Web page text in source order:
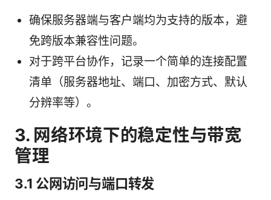
确保服务器端与客户端均为支持的版本，避
免跨版本兼容性问题。
对于跨平台协作，记录一个简单的连接配置
清单（服务器地址、端口、加密方式、默认
分辨率等）。
3. 网络环境下的稳定性与带宽
管理
3.1 公网访问与端口转发